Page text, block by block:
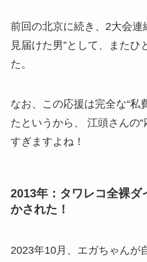
前回の北京に続き、2大会連
見届けた男”として、またひ
た。
なお、この応援は完全な“私
たというから、 江頭さんの
すぎますよね！
2013年：タワレコ全裸ダ
かされた！
2023年10月、エガちゃんが